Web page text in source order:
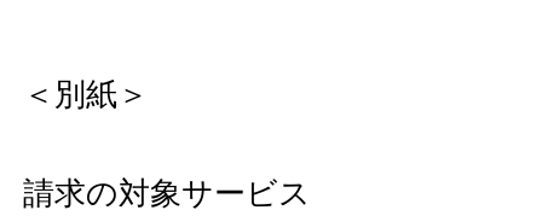
＜別紙＞
請求の対象サービス